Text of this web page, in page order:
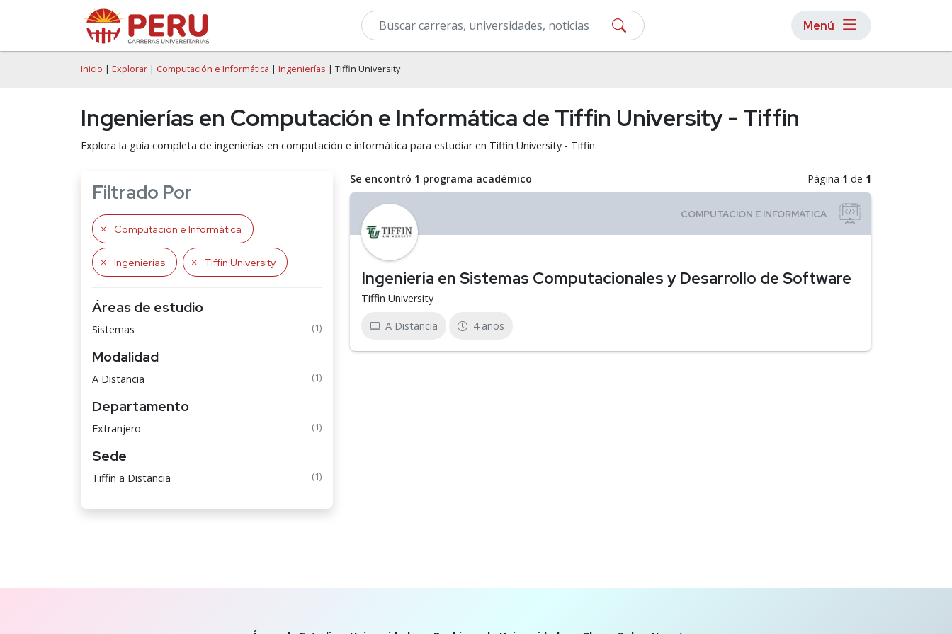
Menú
Inicio | Explorar | Computación e Informática | Ingenierías | Tiffin University
Ingenierías en Computación e Informática de Tiffin University - Tiffin
Explora la guía completa de ingenierías en computación e informática para estudiar en Tiffin University - Tiffin.
Filtrado Por
Computación e Informática
Ingenierías Tiffin University
Áreas de estudio
Sistemas (1)
Modalidad
A Distancia (1)
Departamento
Extranjero (1)
Sede
Tiffin a Distancia (1)
Se encontró 1 programa académico Página 1 de 1
Ingeniería en Sistemas Computacionales y Desarrollo de Software
Tiffin University
A Distancia 4 años